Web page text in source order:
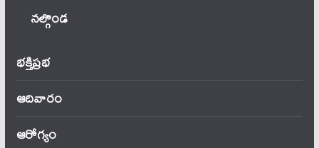
నల్గొండ
భక్తిప్రభ
ఆదివారం
ఆరోగ్యం